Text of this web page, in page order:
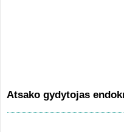
Atsako gydytojas